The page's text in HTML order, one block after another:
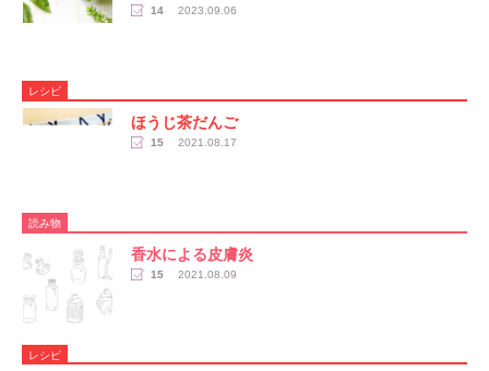
14 2023.09.06
レシピ
ほうじ茶だんご
15 2021.08.17
読み物
香水による皮膚炎
15 2021.08.09
レシピ